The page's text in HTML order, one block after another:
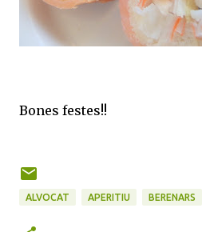
Bones festes!!
ALVOCAT APERITIU BERENARS